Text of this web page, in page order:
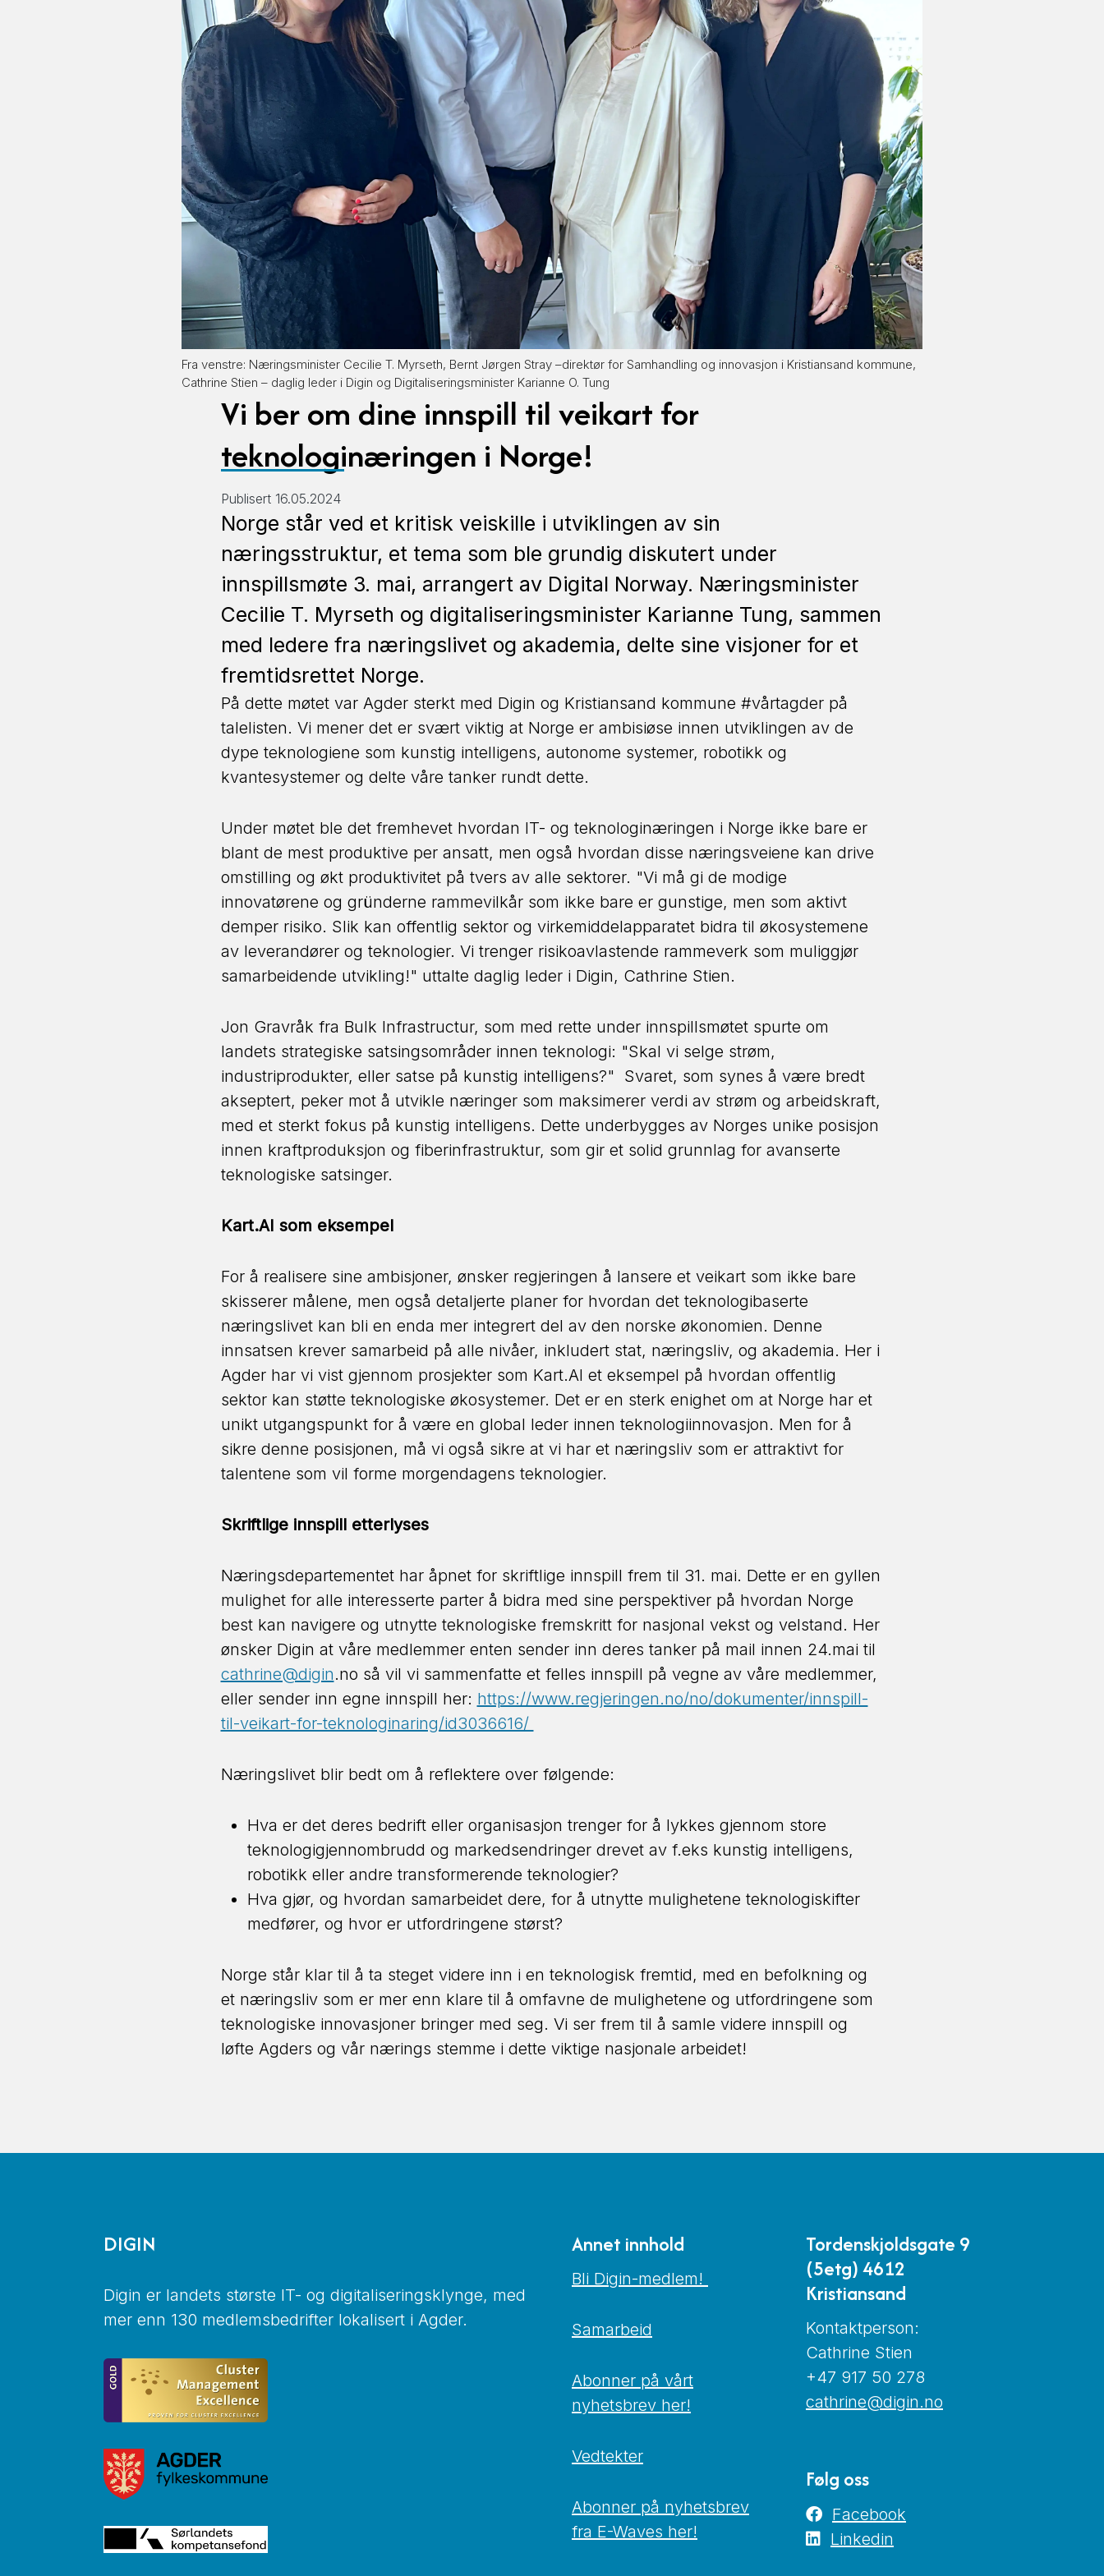
Fra venstre: Næringsminister Cecilie T. Myrseth, Bernt Jørgen Stray –direktør for Samhandling og innovasjon i Kristiansand kommune,
Cathrine Stien – daglig leder i Digin og Digitaliseringsminister Karianne O. Tung
Vi ber om dine innspill til veikart for
teknologinæringen i Norge!
Publisert 16.05.2024
Norge står ved et kritisk veiskille i utviklingen av sin
næringsstruktur, et tema som ble grundig diskutert under
innspillsmøte 3. mai, arrangert av Digital Norway. Næringsminister
Cecilie T. Myrseth og digitaliseringsminister Karianne Tung, sammen
med ledere fra næringslivet og akademia, delte sine visjoner for et
fremtidsrettet Norge.
På dette møtet var Agder sterkt med Digin og Kristiansand kommune #vårtagder på
talelisten. Vi mener det er svært viktig at Norge er ambisiøse innen utviklingen av de
dype teknologiene som kunstig intelligens, autonome systemer, robotikk og
kvantesystemer og delte våre tanker rundt dette.
Under møtet ble det fremhevet hvordan IT- og teknologinæringen i Norge ikke bare er
blant de mest produktive per ansatt, men også hvordan disse næringsveiene kan drive
omstilling og økt produktivitet på tvers av alle sektorer. "Vi må gi de modige
innovatørene og gründerne rammevilkår som ikke bare er gunstige, men som aktivt
demper risiko. Slik kan offentlig sektor og virkemiddelapparatet bidra til økosystemene
av leverandører og teknologier. Vi trenger risikoavlastende rammeverk som muliggjør
samarbeidende utvikling!" uttalte daglig leder i Digin, Cathrine Stien.
Jon Gravråk fra Bulk Infrastructur, som med rette under innspillsmøtet spurte om
landets strategiske satsingsområder innen teknologi: "Skal vi selge strøm,
industriprodukter, eller satse på kunstig intelligens?" Svaret, som synes å være bredt
akseptert, peker mot å utvikle næringer som maksimerer verdi av strøm og arbeidskraft,
med et sterkt fokus på kunstig intelligens. Dette underbygges av Norges unike posisjon
innen kraftproduksjon og fiberinfrastruktur, som gir et solid grunnlag for avanserte
teknologiske satsinger.
Kart.AI som eksempel
For å realisere sine ambisjoner, ønsker regjeringen å lansere et veikart som ikke bare
skisserer målene, men også detaljerte planer for hvordan det teknologibaserte
næringslivet kan bli en enda mer integrert del av den norske økonomien. Denne
innsatsen krever samarbeid på alle nivåer, inkludert stat, næringsliv, og akademia. Her i
Agder har vi vist gjennom prosjekter som Kart.AI et eksempel på hvordan offentlig
sektor kan støtte teknologiske økosystemer. Det er en sterk enighet om at Norge har et
unikt utgangspunkt for å være en global leder innen teknologiinnovasjon. Men for å
sikre denne posisjonen, må vi også sikre at vi har et næringsliv som er attraktivt for
talentene som vil forme morgendagens teknologier.
Skriftlige innspill etterlyses
Næringsdepartementet har åpnet for skriftlige innspill frem til 31. mai. Dette er en gyllen
mulighet for alle interesserte parter å bidra med sine perspektiver på hvordan Norge
best kan navigere og utnytte teknologiske fremskritt for nasjonal vekst og velstand. Her
ønsker Digin at våre medlemmer enten sender inn deres tanker på mail innen 24.mai til
cathrine@digin.no så vil vi sammenfatte et felles innspill på vegne av våre medlemmer,
eller sender inn egne innspill her: https://www.regjeringen.no/no/dokumenter/innspill-
til-veikart-for-teknologinaring/id3036616/
Næringslivet blir bedt om å reflektere over følgende:
Hva er det deres bedrift eller organisasjon trenger for å lykkes gjennom store
teknologigjennombrudd og markedsendringer drevet av f.eks kunstig intelligens,
robotikk eller andre transformerende teknologier?
Hva gjør, og hvordan samarbeidet dere, for å utnytte mulighetene teknologiskifter
medfører, og hvor er utfordringene størst?
Norge står klar til å ta steget videre inn i en teknologisk fremtid, med en befolkning og
et næringsliv som er mer enn klare til å omfavne de mulighetene og utfordringene som
teknologiske innovasjoner bringer med seg. Vi ser frem til å samle videre innspill og
løfte Agders og vår nærings stemme i dette viktige nasjonale arbeidet!
DIGIN
Digin er landets største IT- og digitaliseringsklynge, med
mer enn 130 medlemsbedrifter lokalisert i Agder.
Annet innhold
Bli Digin-medlem!
Samarbeid
Abonner på vårt
nyhetsbrev her!
Vedtekter
Abonner på nyhetsbrev
fra E-Waves her!
Tordenskjoldsgate 9
(5etg) 4612
Kristiansand
Kontaktperson:
Cathrine Stien
+47 917 50 278
cathrine@digin.no
Følg oss
Facebook
Linkedin